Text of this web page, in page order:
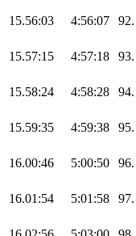
15.56:03 4:56:07 92.
15.57:15 4:57:18 93.
15.58:24 4:58:28 94.
15.59:35 4:59:38 95.
16.00:46 5:00:50 96.
16.01:54 5:01:58 97.